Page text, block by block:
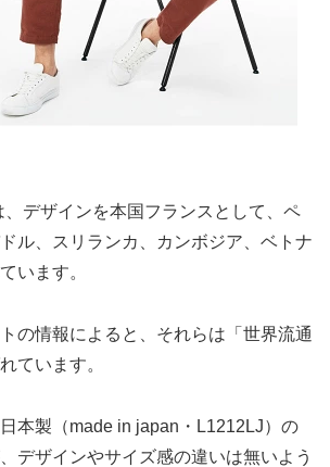
、デザインを本国フランスとして、ペ
ル、スリランカ、カンボジア、ベトナ
います。
の情報によると、それらは「世界流通
ています。
本製（made in japan・L1212LJ）の
デザインやサイズ感の違いは無いよう